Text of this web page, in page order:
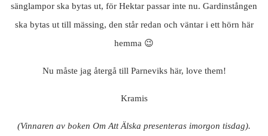
sänglampor ska bytas ut, för Hektar passar inte nu. Gardinstången
ska bytas ut till mässing, den står redan och väntar i ett hörn här
hemma 😉
Nu måste jag återgå till Parneviks här, love them!
Kramis
(Vinnaren av boken Om Att Älska presenteras imorgon tisdag).